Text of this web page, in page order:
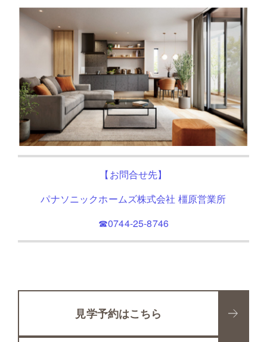
【お問合せ先】
パナソニックホームズ株式会社 橿原営業所
☎0744-25-8746
見学予約はこちら